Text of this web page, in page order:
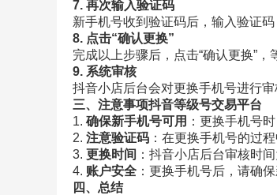
7. 再次输入验证码
新手机号收到验证码后，输入验证码
8. 点击“确认更换”
完成以上步骤后，点击“确认更换”，
9. 系统审核
抖音小店后台会对更换手机号进行
三、注意事项抖音等级号交易平台
1. 确保新手机号可用 ：更换手机号
2. 注意验证码 ：在更换手机号的过
3. 更换时间 ：抖音小店后台审核时
4. 账户安全 ：更换手机号后，请确
四、总结